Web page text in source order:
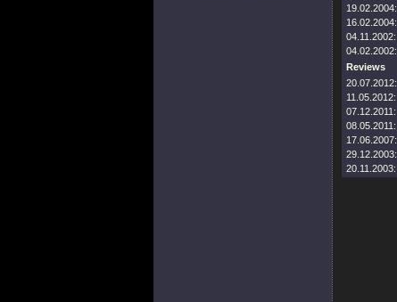
19.02.2004:
16.02.2004:
04.11.2002:
04.02.2002:
Reviews
20.07.2012:
11.05.2012:
07.12.2011:
08.05.2011:
17.06.2007:
29.12.2003:
20.11.2003: